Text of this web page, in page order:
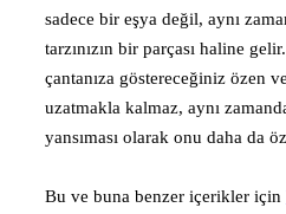
sadece bir eşya değil, aynı
tarzınızın bir parçası haline
çantanıza göstereceğiniz özen
uzatmakla kalmaz, aynı
yansıması olarak onu daha da
Bu ve buna benzer içerikler için